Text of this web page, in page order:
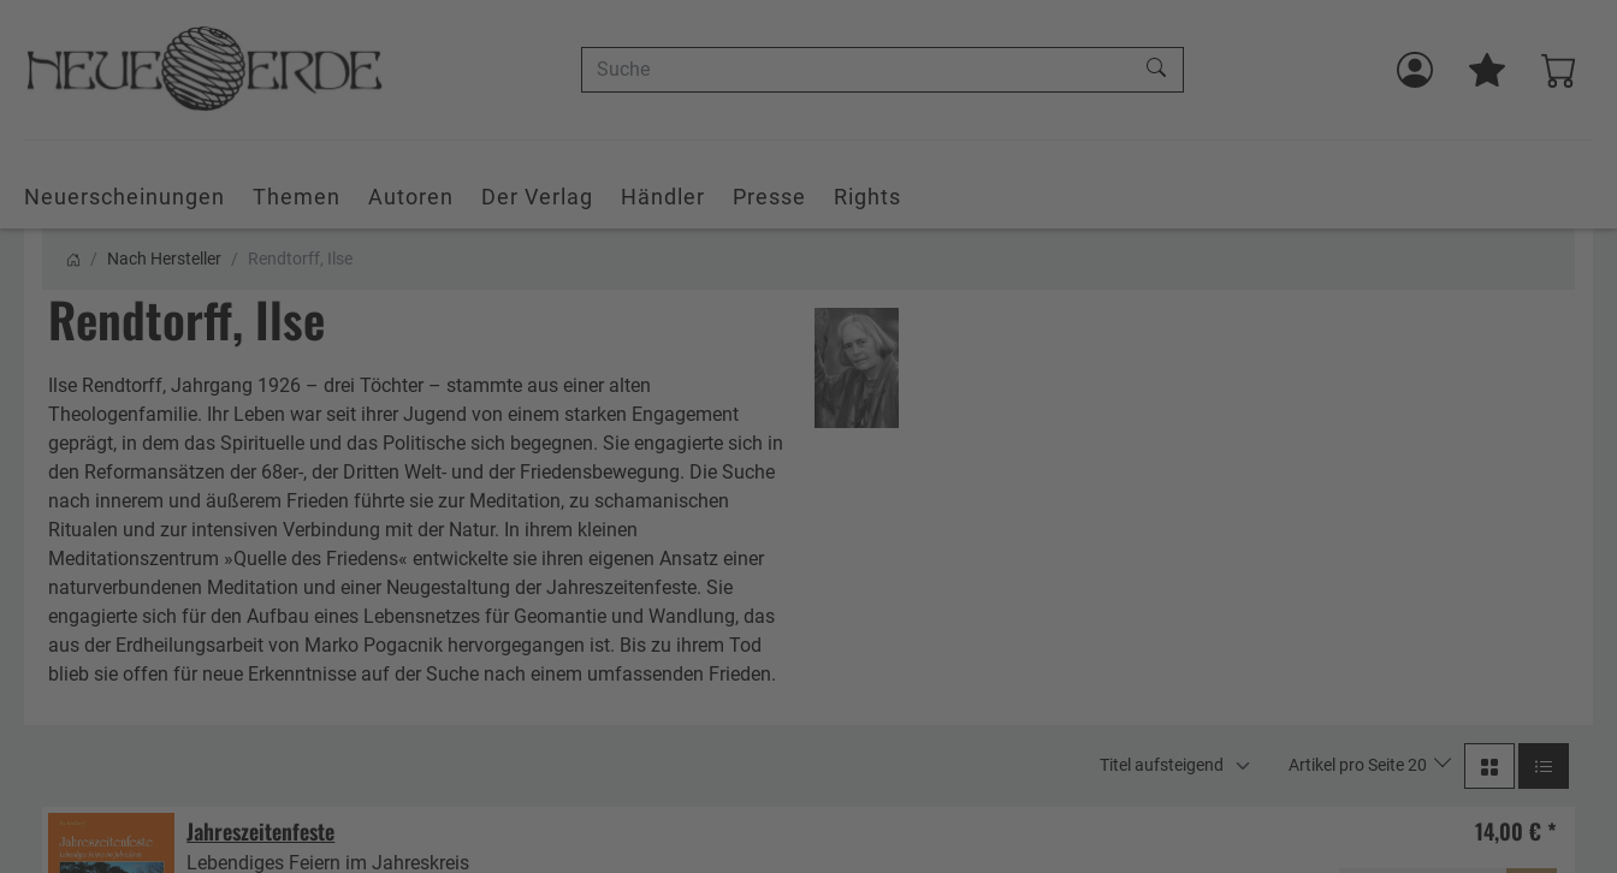
Suche
Neuerscheinungen Themen Autoren Der Verlag Händler Presse Rights
Nach Hersteller Rendtorff, Ilse
Rendtorff, Ilse
Ilse Rendtorff, Jahrgang 1926 – drei Töchter – stammte aus einer alten
Theologenfamilie. Ihr Leben war seit ihrer Jugend von einem starken Engagement
geprägt, in dem das Spirituelle und das Politische sich begegnen. Sie engagierte sich in
den Reformansätzen der 68er-, der Dritten Welt- und der Friedensbewegung. Die Suche
nach innerem und äußerem Frieden führte sie zur Meditation, zu schamanischen
Ritualen und zur intensiven Verbindung mit der Natur. In ihrem kleinen
Meditationszentrum »Quelle des Friedens« entwickelte sie ihren eigenen Ansatz einer
naturverbundenen Meditation und einer Neugestaltung der Jahreszeitenfeste. Sie
engagierte sich für den Aufbau eines Lebensnetzes für Geomantie und Wandlung, das
aus der Erdheilungsarbeit von Marko Pogacnik hervorgegangen ist. Bis zu ihrem Tod
blieb sie offen für neue Erkenntnisse auf der Suche nach einem umfassenden Frieden.
Titel aufsteigend Artikel pro Seite 20
Jahreszeitenfeste
Lebendiges Feiern im Jahreskreis
14,00 € *